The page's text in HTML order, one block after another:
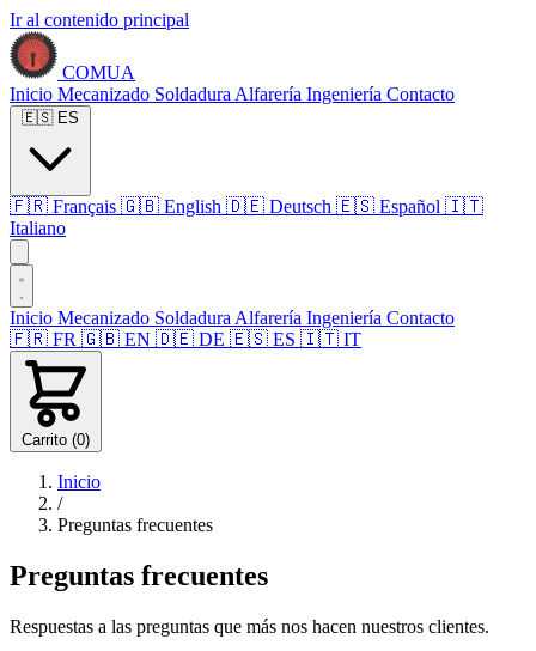
Ir al contenido principal
COMUA
Inicio Mecanizado Soldadura Alfarería Ingeniería Contacto
🇪🇸
🇫🇷 Français 🇬🇧 English 🇩🇪 Deutsch 🇪🇸 Español 🇮🇹
Italiano
Inicio Mecanizado Soldadura Alfarería Ingeniería Contacto
🇫🇷 FR 🇬🇧 EN 🇩🇪 DE 🇪🇸 ES 🇮🇹 IT
Carrito (0)
Inicio
/
Preguntas frecuentes
Preguntas frecuentes
Respuestas a las preguntas que más nos hacen nuestros clientes.